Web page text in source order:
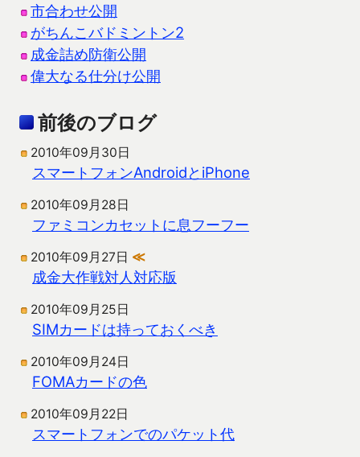
市合わせ公開
がちんこバドミントン2
成金詰め防衛公開
偉大なる仕分け公開
前後のブログ
2010年09月30日
スマートフォンAndroidとiPhone
2010年09月28日
ファミコンカセットに息フーフー
2010年09月27日 ≪
成金大作戦対人対応版
2010年09月25日
SIMカードは持っておくべき
2010年09月24日
FOMAカードの色
2010年09月22日
スマートフォンでのパケット代